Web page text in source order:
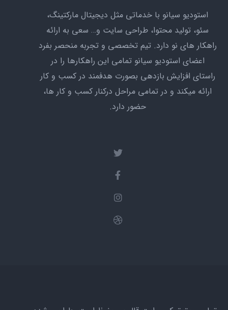
استودیو سیانو با خدماتی مثل دیجیتال مارکتینگ،
سئو،‌ تولید محتوا، طراحی سایت و… سعی به ارائه
راهکار های نو دارد. تیم تخصصی و تجربه منحصر بفرد
اعضای استودیو سیانو تمامی این راهکارها را در
راستای افزایش بازدهی بصورت هدفمند در کسب و کار
ارائه میکند و در تمامی مراحل درکنار کسب و کار ها،
حضور دارد.